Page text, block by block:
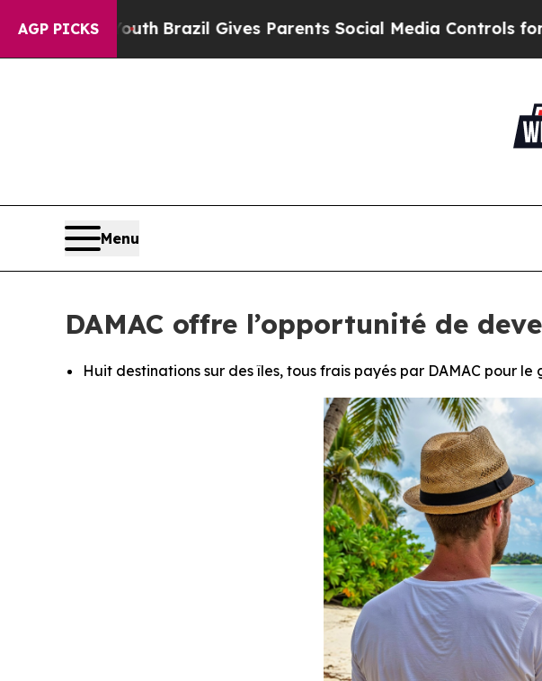
AGP PICKS
YouthBrazil Gives Parents Social Media Controls for Their
Menu
DAMAC offre l’opportunité de
Huit destinations sur des îles, tous frais payés par DAMAC pour le